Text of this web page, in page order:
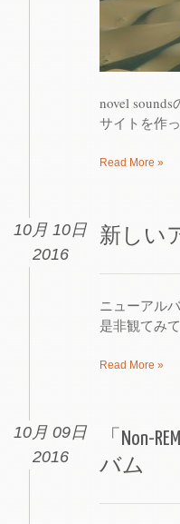
novel
サイトを作
Read More »
10月 10日
2016
新しい
ニューアル
是非観てみ
Read More »
10月 09日
2016
「Non-
バム